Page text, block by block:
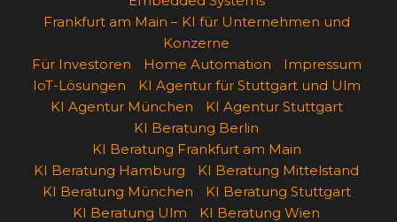
Frankfurt am Main – KI für Unternehmen und
Konzerne
Für Investoren
Home Automation
Impressum
IoT-Lösungen
KI Agentur für Stuttgart und Ulm
KI Agentur München
KI Agentur Stuttgart
KI Beratung Berlin
KI Beratung Frankfurt am Main
KI Beratung Hamburg
KI Beratung Mittelstand
KI Beratung München
KI Beratung Stuttgart
KI Beratung Ulm
KI Beratung Wien